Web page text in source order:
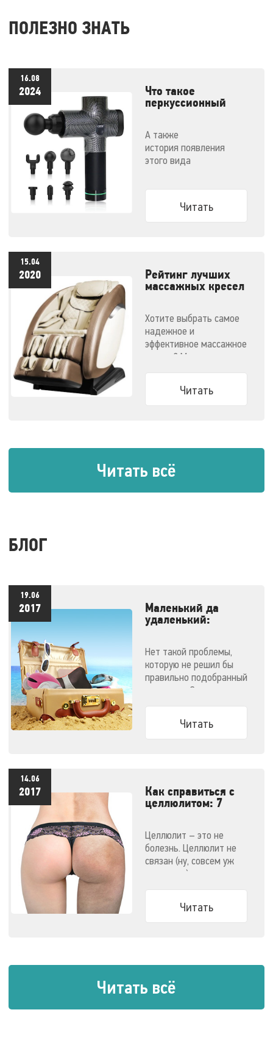
ПОЛЕЗНО ЗНАТЬ
16.08
2024
Что такое
перкуссионный
пользоваться
А также
история появления
этого вида
выбору конкретной
Читать
15.04
2020
Рейтинг лучших
массажных кресел
Хотите выбрать самое
надежное и
эффективное массажное
кресло? Мы
решили облегчить вам
Читать
Читать всё
БЛОГ
19.06
2017
Маленький да
удаленький:
отпуске
Нет такой проблемы,
которую не решил бы
правильно подобранный
массажер. Эти
компактные малютки
поместятся даже в
ручную кладь и не
дадут испортить
Читать
14.06
2017
Как справиться с
целлюлитом: 7
Целлюлит – это не
болезнь. Целлюлит не
связан (ну, совсем уж
напрямую) с ожирением.
Узнайте все о способах
победить целлюлит.
Читать
Читать всё